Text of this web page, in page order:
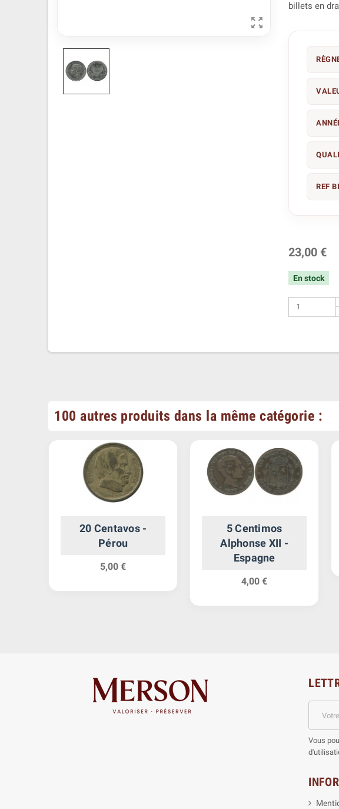

billets en
REF
23,00 €
En stock
100 autres produits dans la même catégorie :
20 Centavos -
Pérou
5,00 €
5 Centimos
Alphonse XII -
Espagne
4,00 €
Vous